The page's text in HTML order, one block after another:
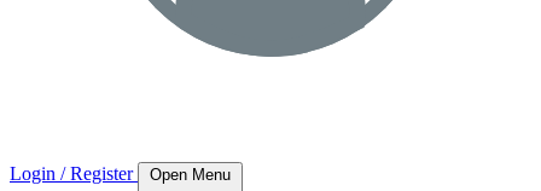
Login / Register Open Menu